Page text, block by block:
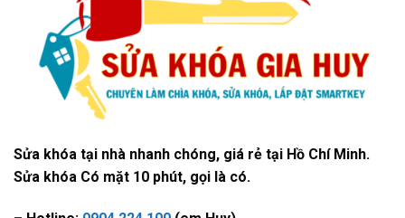
Sửa khóa tại nhà nhanh chóng, giá rẻ tại Hồ Chí Minh.
Sửa khóa Có mặt 10 phút, gọi là có.